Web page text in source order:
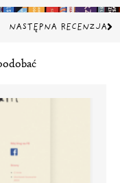
NASTĘPNA RECENZJA